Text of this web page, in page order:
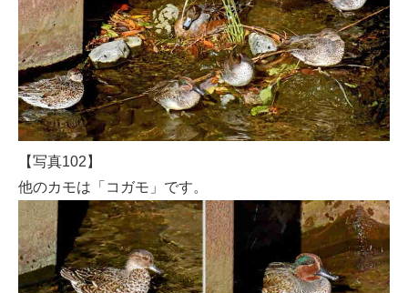
【写真102】
他のカモは「コガモ」です。